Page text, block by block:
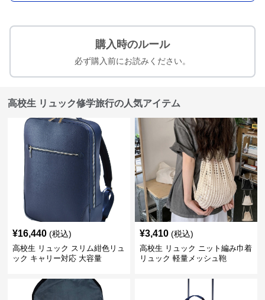
購入時のルール
必ず購入前にお読みください。
高校生 リュック修学旅行の人気アイテム
¥16,440 (税込)
高校生 リュック スリム紺色リュ
ック キャリー対応 大容量
¥3,410 (税込)
高校生 リュック ニット編み巾着
リュック 軽量メッシュ鞄